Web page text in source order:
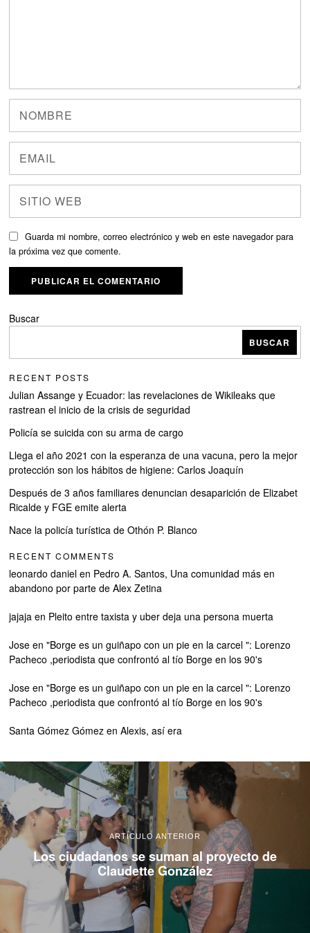
Guarda mi nombre, correo electrónico y web en este navegador para
la próxima vez que comente.
Buscar
BUSCAR
RECENT POSTS
Julian Assange y Ecuador: las revelaciones de Wikileaks que
rastrean el inicio de la crisis de seguridad
Policía se suicida con su arma de cargo
Llega el año 2021 con la esperanza de una vacuna, pero la mejor
protección son los hábitos de higiene: Carlos Joaquín
Después de 3 años familiares denuncian desaparición de Elizabet
Ricalde y FGE emite alerta
Nace la policía turística de Othón P. Blanco
RECENT COMMENTS
leonardo daniel en Pedro A. Santos, Una comunidad más en
abandono por parte de Alex Zetina
jajaja en Pleito entre taxista y uber deja una persona muerta
Jose en"Borge es un guiñapo con un pie en la carcel ": Lorenzo
Pacheco ,periodista que confrontó al tío Borge en los 90's
Jose en"Borge es un guiñapo con un pie en la carcel ": Lorenzo
Pacheco ,periodista que confrontó al tío Borge en los 90's
Santa Gómez Gómez enAlexis, así era
ARTÍCULO ANTERIOR
Los ciudadanos se suman al proyecto de
Claudette González